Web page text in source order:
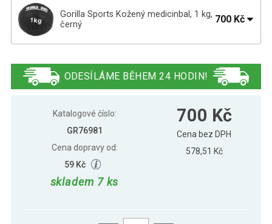
Gorilla Sports Kožený medicinbal, 1 kg,
černý
700 Kč
kg, černý
černý
779 Kč
Gorilla Sports Kožený medicinbal, 3 kg,
černý
ODESÍLÁME BĚHEM 24 HODIN!
Katalogové číslo:
GR76981
Cena dopravy od:
59 Kč
skladem 7 ks
700 Kč
Cena bez DPH
578,51 Kč